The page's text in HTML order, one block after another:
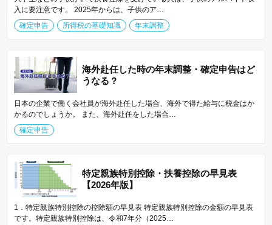
入に要注意です。 2025年からは、子供のア…
確定申告
所得税の基礎知識 年末調整
海外赴任した時の年末調整・確定申告はど
うなる？
日本の企業で働く会社員が海外赴任した場合、海外で得た給与に税金はか
かるのでしょうか。 また、海外赴任をした場合…
確定申告
特定親族特別控除・扶養控除の早見表
【2026年版】
1．特定親族特別控除の控除額の早見表 特定親族特別控除の金額の早見表
です。特定親族特別控除は、令和7年分（2025…